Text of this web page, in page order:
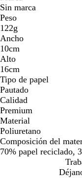
Sin marca
Peso
122g
Ancho
10cm
Alto
16cm
Tipo de papel
Pautado
Calidad
Premium
Material
Poliuretano
Composición del
70% papel reciclado,